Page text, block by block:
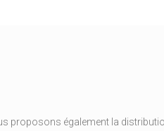
proposons également la